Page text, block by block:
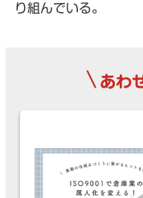
り組んでいる。
\ あわ